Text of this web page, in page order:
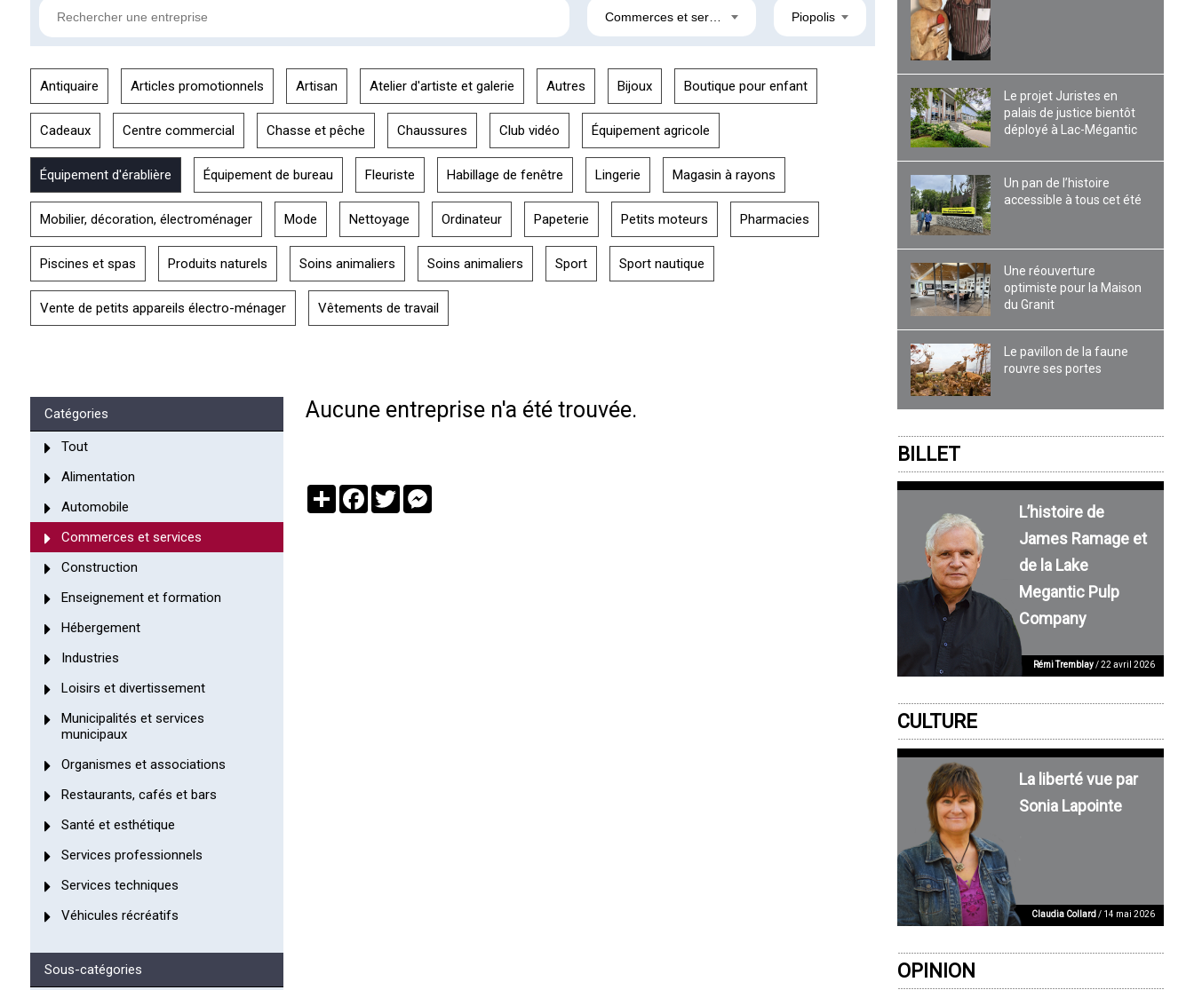
Piopolis
Antiquaire Articles promotionnels Artisan Atelier d'artiste et galerie Autres Bijoux Boutique pour enfant
Cadeaux Centre commercial Chasse et pêche Chaussures Club vidéo Équipement agricole
Équipement d'érablière Équipement de bureau Fleuriste Habillage de fenêtre Lingerie Magasin à rayons
Mobilier, décoration, électroménager Mode Nettoyage Ordinateur Papeterie Petits moteurs Pharmacies
Piscines et spas Produits naturels Soins animaliers Soins animaliers Sport Sport nautique
Vente de petits appareils électro-ménager Vêtements de travail
Catégories
Tout
Alimentation
Automobile
Commerces et services
Construction
Enseignement et formation
Hébergement
Industries
Loisirs et divertissement
Municipalités et services
municipaux
Organismes et associations
Restaurants, cafés et bars
Santé et esthétique
Services professionnels
Services techniques
Véhicules récréatifs
Sous-catégories
Aucune entreprise n'a été trouvée.
PartagerFacebook
Twitter
Le projet Juristes en
palais de justice bientôt
déployé à Lac-Mégantic
Un pan de l’histoire
accessible à tous cet été
Une réouverture
optimiste pour la Maison
du Granit
Le pavillon de la faune
rouvre ses portes
BILLET
L’histoire de
James Ramage et
de la Lake
Megantic Pulp
Company
Rémi Tremblay/ 22 avril 2026
CULTURE
La liberté vue par
Sonia Lapointe
Claudia Collard/ 14 mai 2026
OPINION